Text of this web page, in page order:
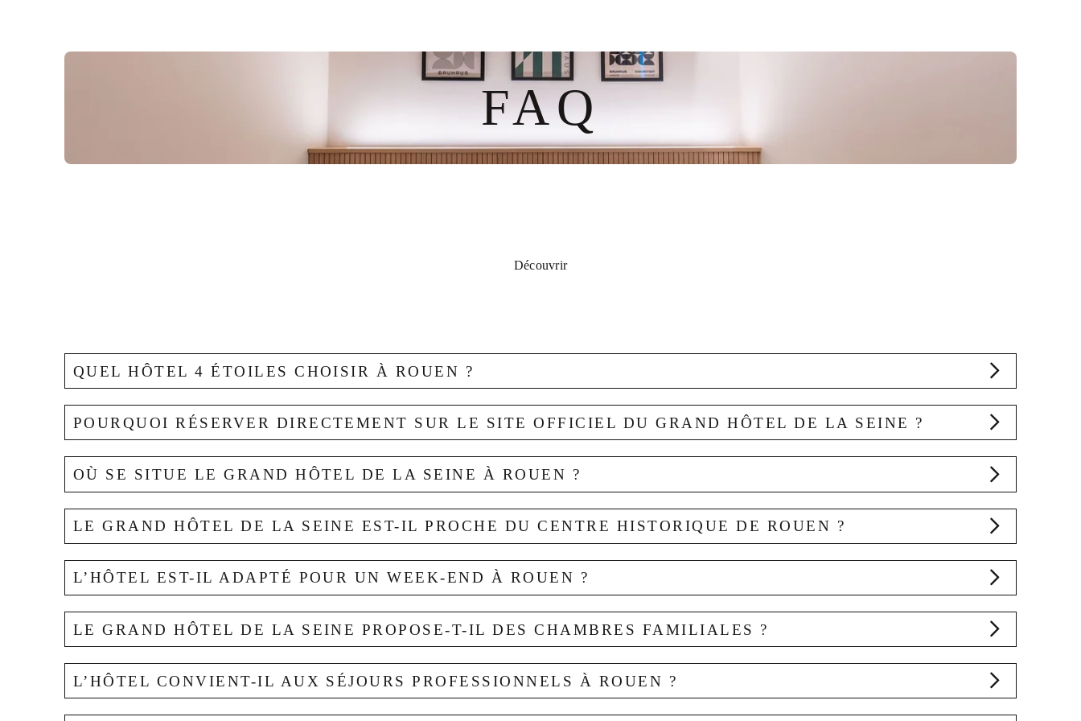
FAQ
Découvrir
QUEL HÔTEL 4 ÉTOILES CHOISIR À ROUEN ?
Le Grand Hôtel de la Seine est un hôtel 4 étoiles à Rouen situé au bord de la Seine, à proximité du centre historique, des quais, de la gare Rouen Rive Droite et
des principaux lieux de visite de la ville.
POURQUOI RÉSERVER DIRECTEMENT SUR LE SITE OFFICIEL DU GRAND HÔTEL DE LA SEINE ?
En réservant directement sur le site officiel du Grand Hôtel de la Seine, vous bénéficiez des meilleures conditions disponibles : jusqu’à -10% par rapport aux
plateformes de réservation en ligne, offres exclusives, disponibilités en temps réel et contact direct avec l’équipe de l’hôtel.
OÙ SE SITUE LE GRAND HÔTEL DE LA SEINE À ROUEN ?
Le Grand Hôtel de la Seine est situé à Rouen, au bord de la Seine et à proximité du centre historique. Son emplacement permet de rejoindre facilement les quais,
les rues piétonnes, la cathédrale Notre-Dame de Rouen, le Gros-Horloge et la gare Rouen Rive Droite.
LE GRAND HÔTEL DE LA SEINE EST-IL PROCHE DU CENTRE HISTORIQUE DE ROUEN ?
Oui, l’hôtel est situé à proximité du centre historique de Rouen. Depuis le Grand Hôtel de la Seine, vous pouvez rejoindre facilement les principaux sites
touristiques, les restaurants, les rues commerçantes et les monuments emblématiques de la ville.
L’HÔTEL EST-IL ADAPTÉ POUR UN WEEK-END À ROUEN ?
Oui, le Grand Hôtel de la Seine est idéal pour un week-end à Rouen. Son emplacement au bord de la Seine et proche du centre historique permet de découvrir la
ville à pied, tout en profitant du confort d’un hôtel 4 étoiles.
LE GRAND HÔTEL DE LA SEINE PROPOSE-T-IL DES CHAMBRES FAMILIALES ?
Oui, l’hôtel propose des chambres triples et quadruples adaptées aux familles et aux petits groupes. Ces chambres offrent des couchages flexibles et permettent de
séjourner confortablement à Rouen en famille.
L’HÔTEL CONVIENT-IL AUX SÉJOURS PROFESSIONNELS À ROUEN ?